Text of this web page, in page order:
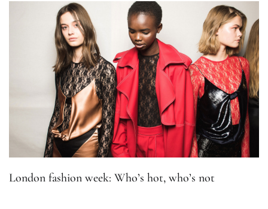
London fashion week: Who’s hot, who’s not